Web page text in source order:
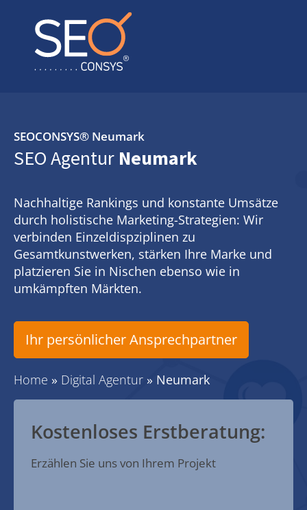
SEOCONSYS® Neumark
SEO Agentur Neumark
Nachhaltige Rankings und konstante Umsätze
durch holistische Marketing-Strategien: Wir
verbinden Einzeldispziplinen zu
Gesamtkunstwerken, stärken Ihre Marke und
platzieren Sie in Nischen ebenso wie in
umkämpften Märkten.
Ihr persönlicher Ansprechpartner
Home » Digital Agentur » Neumark
Kostenloses Erstberatung:
Erzählen Sie uns von Ihrem Projekt